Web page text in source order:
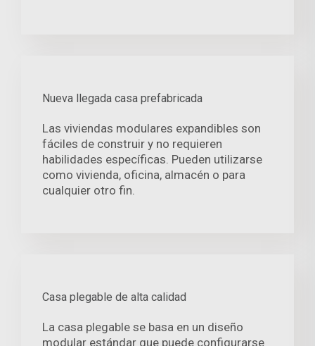
Nueva llegada casa prefabricada
Las viviendas modulares expandibles son
fáciles de construir y no requieren
habilidades específicas. Pueden utilizarse
como vivienda, oficina, almacén o para
cualquier otro fin.
Casa plegable de alta calidad
La casa plegable se basa en un diseño
modular estándar que puede configurarse